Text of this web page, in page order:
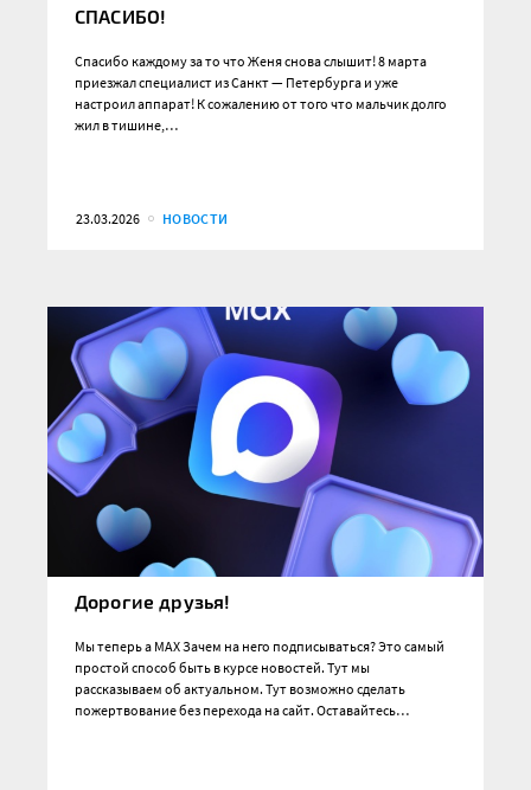
СПАСИБО!
Спасибо каждому за то что Женя снова слышит! 8 марта
приезжал специалист из Санкт — Петербурга и уже
настроил аппарат! К сожалению от того что мальчик долго
жил в тишине,…
23.03.2026 НОВОСТИ
Дорогие друзья!
Мы теперь а MAX Зачем на него подписываться? Это самый
простой способ быть в курсе новостей. Тут мы
рассказываем об актуальном. Тут возможно сделать
пожертвование без перехода на сайт. Оставайтесь…